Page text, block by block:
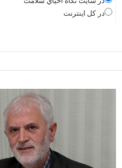
در كل اينترنت